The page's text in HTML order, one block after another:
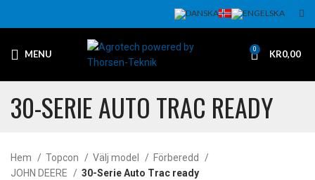
MENU 0 KR0,00
30-SERIE AUTO TRAC READY
Hem Topcon Välj model
Förberedd
JOHN DEERE
30-Serie Auto Trac ready